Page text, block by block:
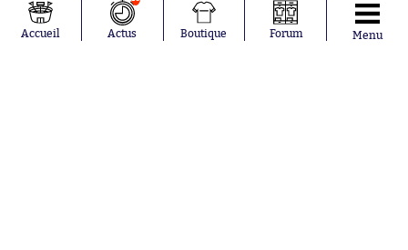
Maghnes
Akliouche
Mohamed
Germain
Real Madrid
Olympique de
Accueil Actus Boutique Forum Menu